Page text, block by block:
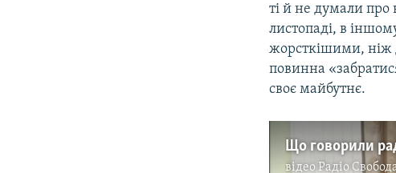
ті й не думали про
листопаді, в
жорсткішими, ніж
повинна
своє майбутнє.
відеоРадіо